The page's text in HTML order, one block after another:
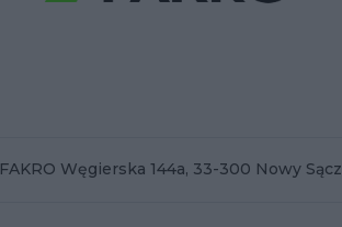
FAKRO Węgierska 144a, 33-300 Nowy Sącz